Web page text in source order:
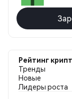
Рейтинг
Тренды
Новые
Лидеры роста